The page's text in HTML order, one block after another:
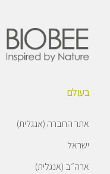
בעולם
אתר החברה (אנגלית)
ישראל
ארה״ב (אנגלית)